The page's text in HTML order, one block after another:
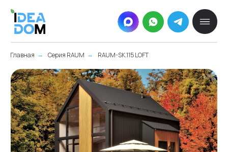
Главная → Серия RAUM → RAUM-SK.115 LOFT